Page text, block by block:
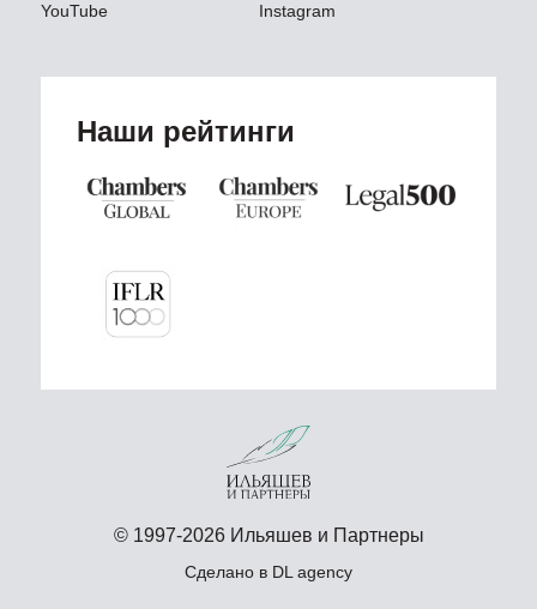
YouTube
Instagram
Наши рейтинги
© 1997-2026 Ильяшев и Партнеры
Сделано в DL agency